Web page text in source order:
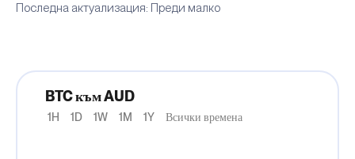
Последна актуализация: Преди малко
BTC към AUD
1H 1D 1W 1M 1Y Всички времена